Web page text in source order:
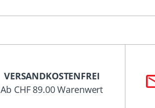
VERSANDKOSTENFREI
Ab CHF 89.00 Warenwert